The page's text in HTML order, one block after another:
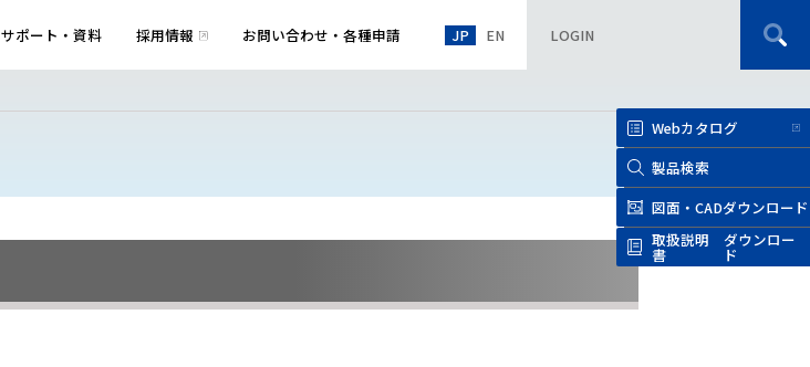
サポート・資料 採用情報 お問い合わせ ・ 各種申請 JP EN LOGIN
Webカタログ
製品検索
図面・CADダウンロード
取扱説明
書
ダウンロー
ド